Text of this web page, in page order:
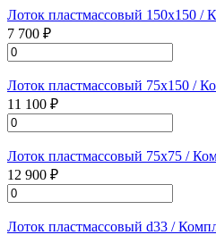
Лоток пластмассовый 150х150 /
7 700 ₽
Лоток пластмассовый 75х150 /
11 100 ₽
Лоток пластмассовый 75х75 /
12 900 ₽
Лоток пластмассовый d33 /